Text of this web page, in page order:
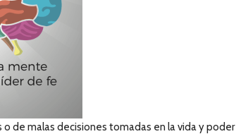
de malas decisiones tomadas en la vida y poder